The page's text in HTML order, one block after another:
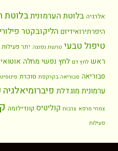
אלרגיה בלוטת הערמוניתבלוטת
היפרתירואידיזם הליקובקטר פילורי
טיפול טבעי טרשת נפוצה יתר פעילות
ראש לחץ דם לחץ נפשי מחלה
סבוריאה סבוריאה בקרקפת סוכרת
ערמונית מוגדלת פיברומיאלגיה
צמחי מרפא צרבות קוליטיס קונדילומה
פעילות